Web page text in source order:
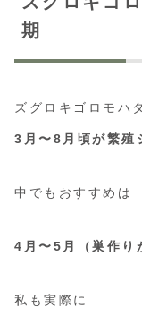
期
ズグロキゴロモハ
3月〜8月頃が繁殖
中でもおすすめは
4月〜5月（巣作り
私も実際に